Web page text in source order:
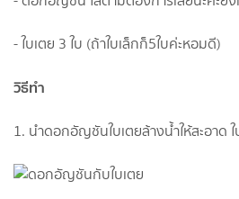
- ใบเตย 3 ใบ (ถ้าใบเล็กก็5ใบค่ะหอมดี)
วิธีทำ
1. นำดอกอัญชันใบเตยล้างน้ำให้สะอาด